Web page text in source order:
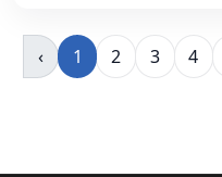
‹ 1 2 3 4